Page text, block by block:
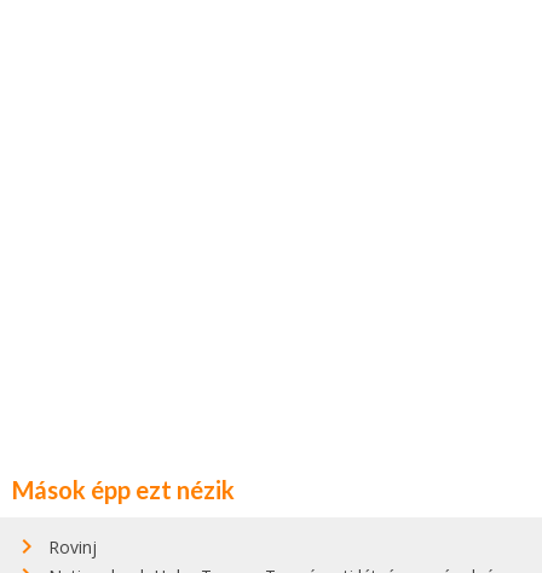
Mások épp ezt nézik
Rovinj